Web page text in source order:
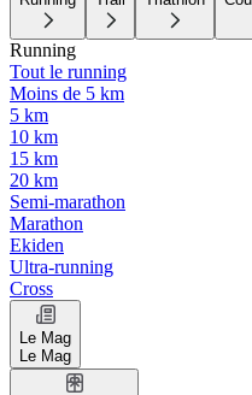
Running
Tout le running
Moins de 5 km
5 km
10 km
15 km
20 km
Semi-marathon
Marathon
Ekiden
Ultra-running
Cross
Le Mag
Le Mag